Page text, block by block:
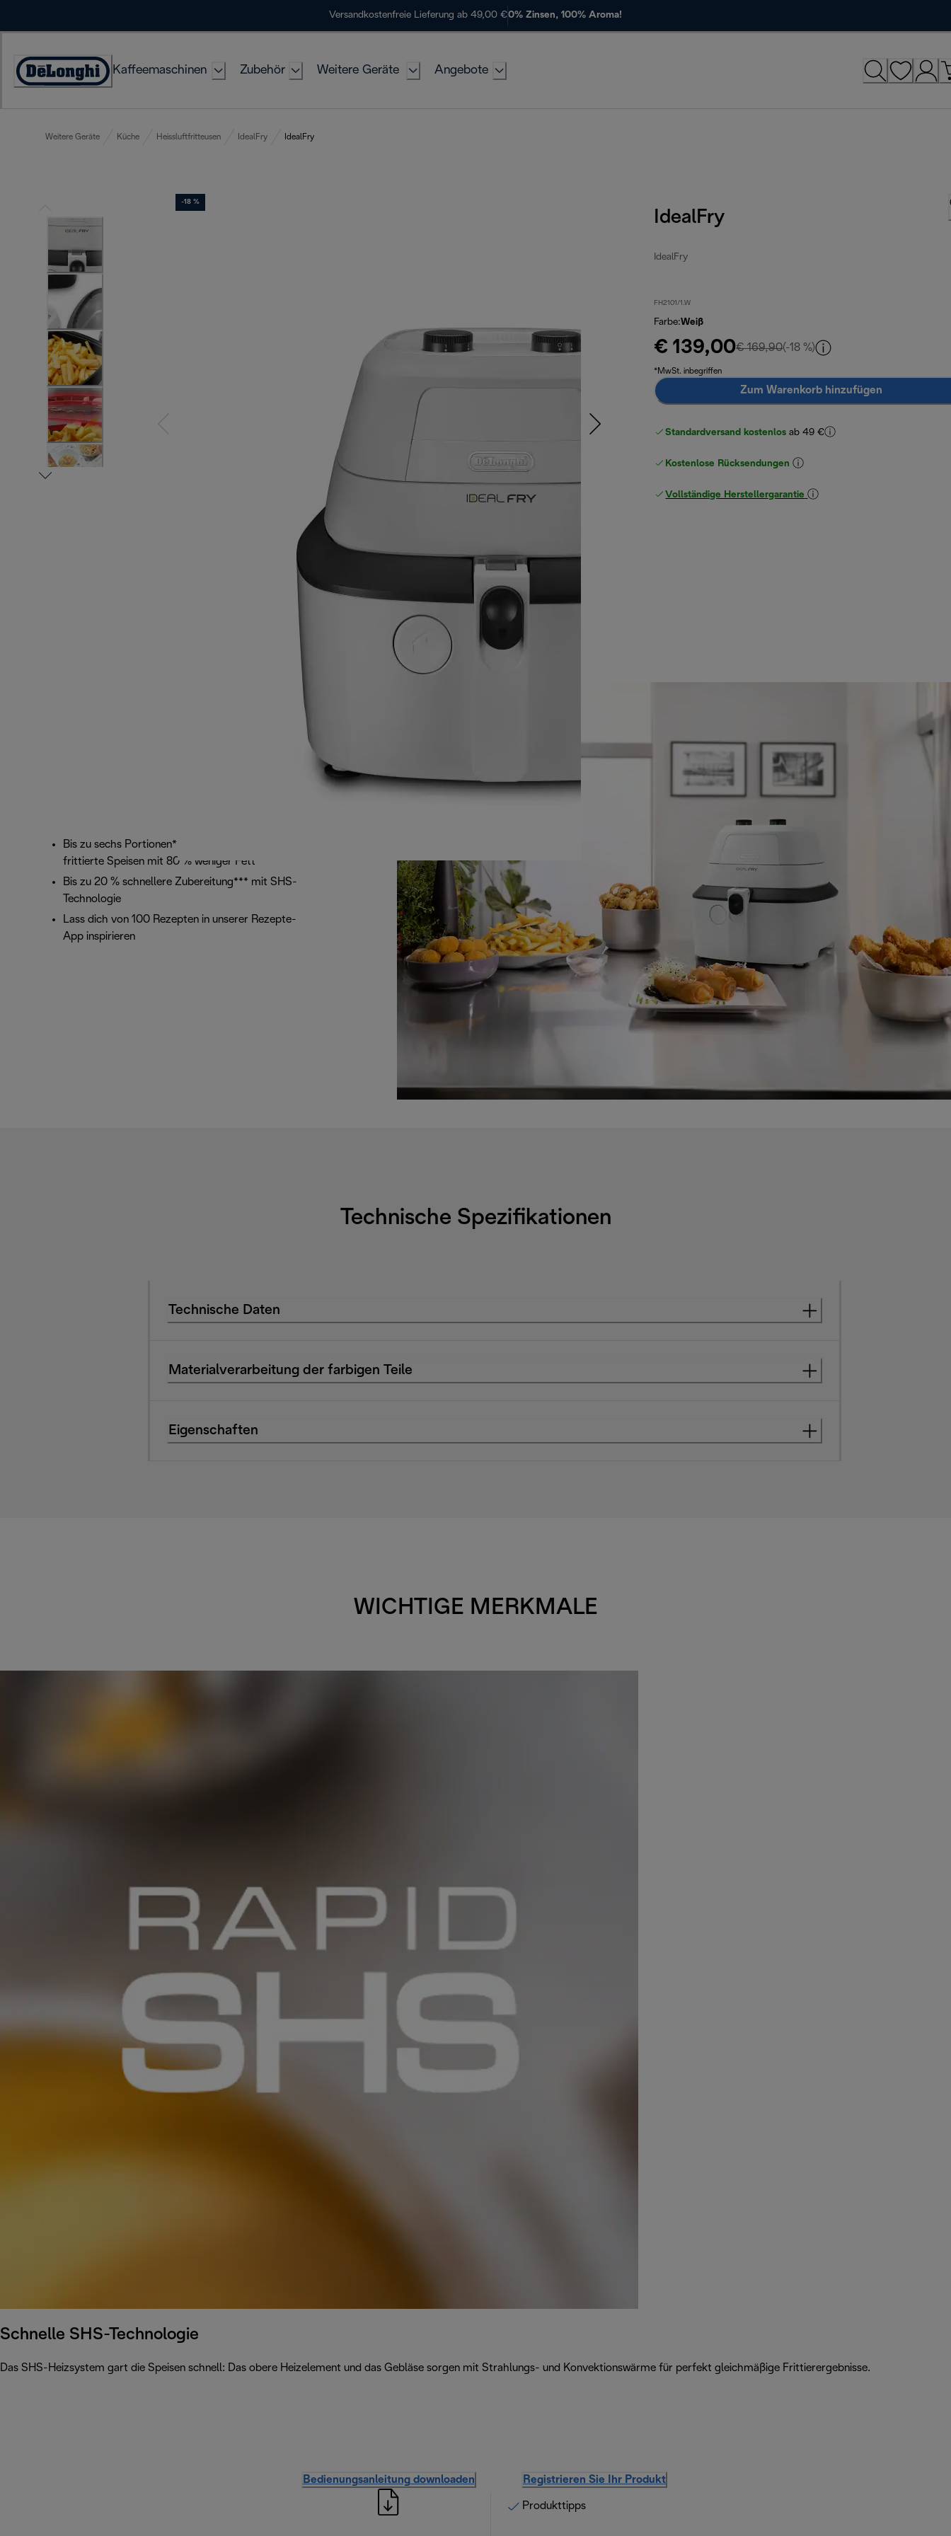
Versandkostenfreie Lieferung ab 49,00 €0% Zinsen, 100% Aroma!
Erklärung
Kaffeemaschinen Zubehör Weitere Geräte Angebote
Weitere Geräte Küche Heissluftfritteusen IdealFry IdealFry
-18 %
IdealFry
IdealFry
FH2101/1.W
Farbe:Weiß
€ 139,00€ 169,90Originalpreis € 169,90
(-18 %)
*MwSt. inbegriffen
Zum Warenkorb hinzufügen
Standardversand kostenlos ab 49 €
Kostenlose Rücksendungen
Vollständige Herstellergarantie
Bis zu sechs Portionen* leckere, knusprige
frittierte Speisen mit 80 % weniger Fett**
Bis zu 20 % schnellere Zubereitung*** mit SHS-
Technologie
Lass dich von 100 Rezepten in unserer Rezepte-
App inspirieren
Technische Spezifikationen
Technische Daten
Materialverarbeitung der farbigen Teile
Eigenschaften
WICHTIGE MERKMALE
Schnelle SHS-Technologie
Das SHS-Heizsystem gart die Speisen schnell: Das obere Heizelement und das Gebläse sorgen mit Strahlungs- und Konvektionswärme für perfekt gleichmäßige Frittierergebnisse.
Bedienungsanleitung downloaden Registrieren Sie Ihr Produkt
Produkttipps